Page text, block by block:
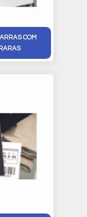
COM